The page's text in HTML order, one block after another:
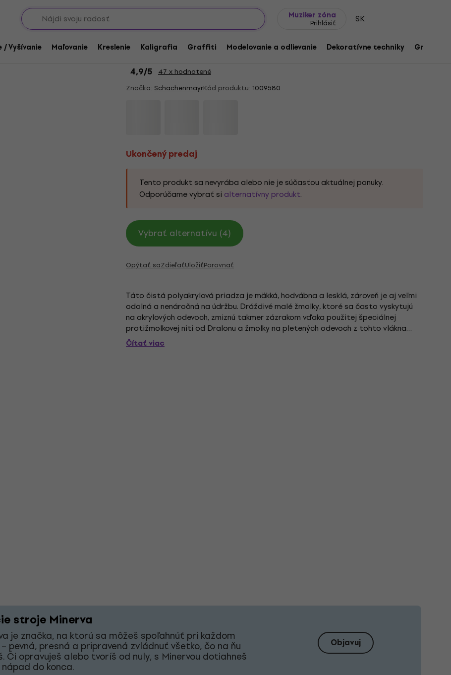
Muziker zóna
Prihlásiť SK
/ Vyšívanie Maľovanie Kreslenie Kaligrafia Graffiti Modelovanie a odlievanie Dekoratívne techniky Grafické
Ukončený predaj
Schachenmayr Soft & Easy Fine 00034 Orchid Pletacia
priadza
4,9/5 47 x hodnotené
Značka: SchachenmayrKód produktu: 1009580
Ukončený predaj
Tento produkt sa nevyrába alebo nie je súčasťou aktuálnej ponuky.
Odporúčame vybrať si alternatívny produkt.
Vybrať alternatívu (4)
Opýtať saZdieľaťUložiťPorovnať
Táto čistá polyakrylová priadza je mäkká, hodvábna a lesklá, zároveň je aj veľmi
odolná a nenáročná na údržbu. Dráždivé malé žmolky, ktoré sa často vyskytujú
na akrylových odevoch, zmiznú takmer zázrakom vďaka použitej špeciálnej
protižmolkovej niti od Dralonu a žmolky na pletených odevoch z tohto vlákna
samy opadávajú. Výtvory z tejto priadze...
Čítať viac
stroje Minerva
je značka, na ktorú sa môžeš spoľahnúť pri každom
pevná, presná a pripravená zvládnuť všetko, čo na ňu
Či opravuješ alebo tvoríš od nuly, s Minervou dotiahneš
do konca.
Objavuj